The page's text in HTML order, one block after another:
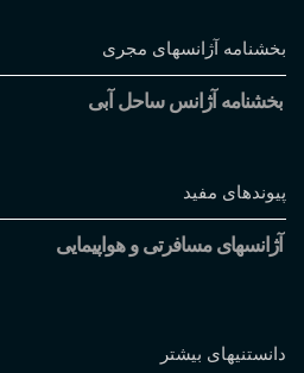
بخشنامه آژانسهای مجری
بخشنامه آژانس ساحل آبی
پیوندهای مفید
آژانسهای مسافرتی و هواپیمایی
دانستنیهای بیشتر